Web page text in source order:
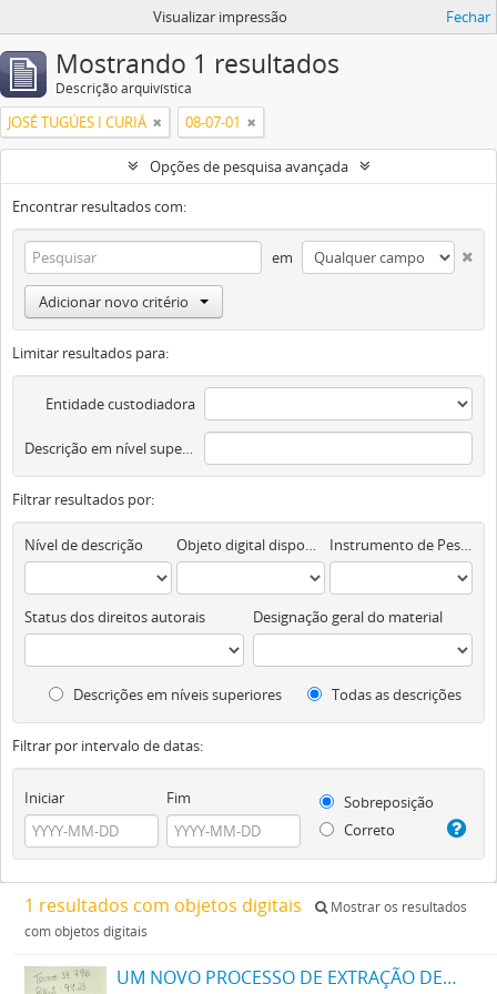
Visualizar impressão Fechar
Mostrando 1 resultados
Descrição arquivística
JOSÉ TUGÚES I CURIÁ 08-07-01
Opções de pesquisa avançada
Encontrar resultados com:
em
Adicionar novo critério
Limitar resultados para:
Entidade custodiadora
Descrição em nível superior
Filtrar resultados por:
Nível de descrição Objeto digital disponível Instrumento de Pesquisa
Status dos direitos autorais Designação geral do material
Descrições em níveis superiores Todas as descrições
Filtrar por intervalo de datas:
Iniciar Fim
Sobreposição
Correto
1 resultados com objetos digitais
Mostrar os resultados
com objetos digitais
UM NOVO PROCESSO DE EXTRAÇÃO DE MATERIA CORANTE DOS VEGETAES